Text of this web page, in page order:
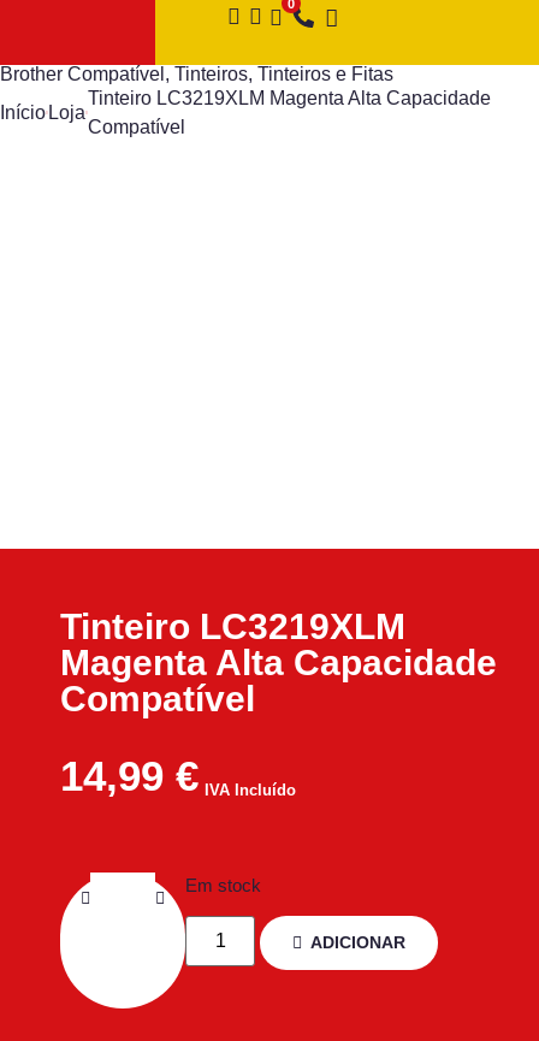
Brother Compatível , Tinteiros, Tinteiros e Fitas
Início Loja
Tinteiro LC3219XLM Magenta Alta Capacidade
Compatível
Tinteiro LC3219XLM
Magenta Alta Capacidade
Compatível
14,99 € IVA Incluído
Em stock
ADICIONAR